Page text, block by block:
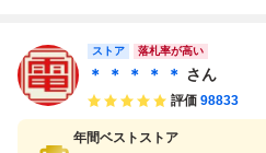
ストア 落札率が高い
＊ ＊ ＊ ＊ ＊ さん
評価 98833
年間ベストストア